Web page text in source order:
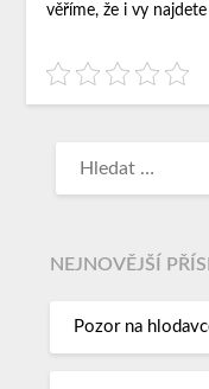
věříme, že i vy
NEJNOVĚJŠÍ
Pozor na